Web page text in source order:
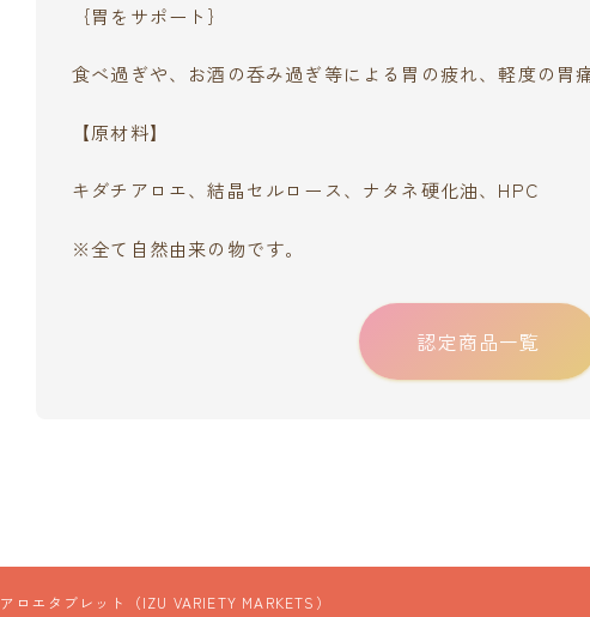
｛胃をサポート｝
食べ過ぎや、お酒の呑み過ぎ等による胃の疲れ、軽度の胃
【原材料】
キダチアロエ、結晶セルロース、ナタネ硬化油、HPC
※全て自然由来の物です。
認定商品一覧
アロエタブレット（IZU VARIETY MARKETS）